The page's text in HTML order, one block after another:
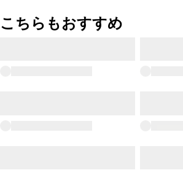
こちらもおすすめ